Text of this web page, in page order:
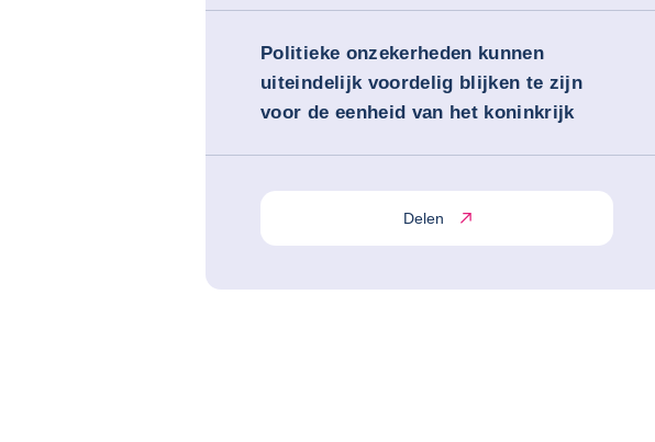
Politieke onzekerheden kunnen
uiteindelijk voordelig blijken te zijn
voor de eenheid van het koninkrijk
Delen